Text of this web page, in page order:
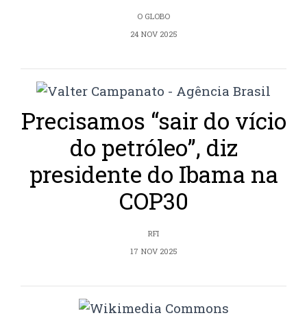
O GLOBO
24 NOV 2025
Precisamos “sair do vício
do petróleo”, diz
presidente do Ibama na
COP30
RFI
17 NOV 2025